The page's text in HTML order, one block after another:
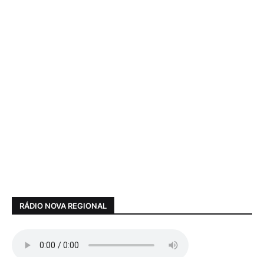
RÁDIO NOVA REGIONAL